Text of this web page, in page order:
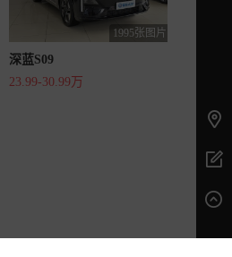
1995张图片
深蓝S09
23.99-30.99万